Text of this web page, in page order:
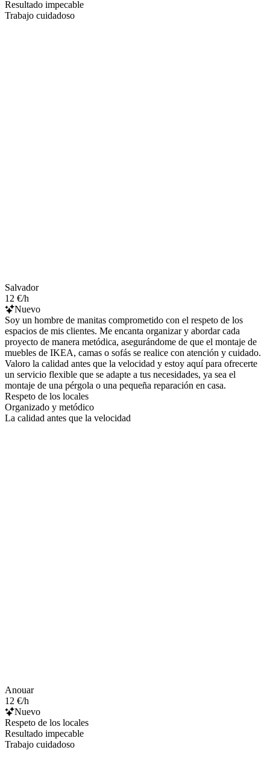
Resultado impecable
Trabajo cuidadoso
Salvador
12 €/h
Nuevo
Soy un hombre de manitas comprometido con el respeto de los
espacios de mis clientes. Me encanta organizar y abordar cada
proyecto de manera metódica, asegurándome de que el montaje de
muebles de IKEA, camas o sofás se realice con atención y cuidado.
Valoro la calidad antes que la velocidad y estoy aquí para ofrecerte
un servicio flexible que se adapte a tus necesidades, ya sea el
montaje de una pérgola o una pequeña reparación en casa.
Respeto de los locales
Organizado y metódico
La calidad antes que la velocidad
Anouar
12 €/h
Nuevo
Respeto de los locales
Resultado impecable
Trabajo cuidadoso